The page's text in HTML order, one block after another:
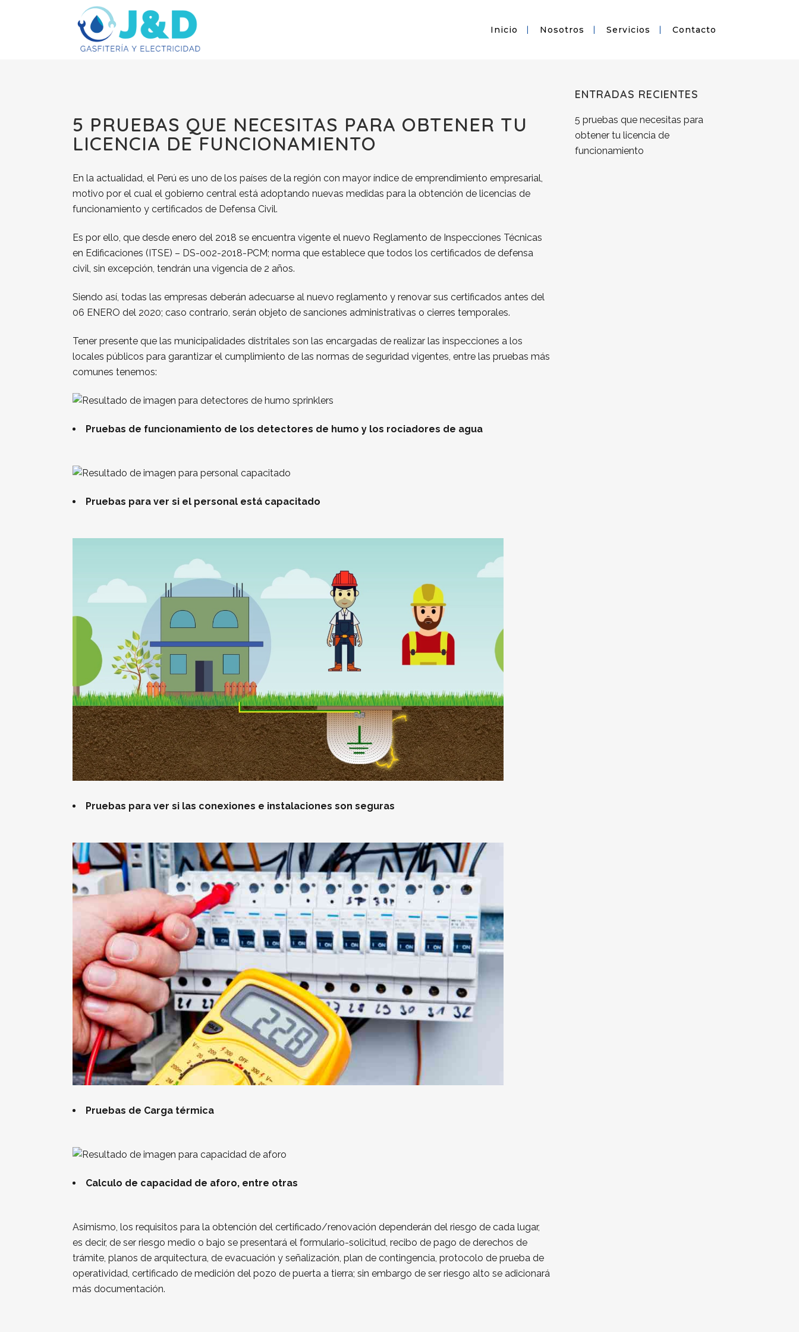
Inicio Nosotros Servicios Contacto
5 PRUEBAS QUE NECESITAS PARA OBTENER TU
LICENCIA DE FUNCIONAMIENTO
En la actualidad, el Perú es uno de los países de la región con mayor índice de emprendimiento empresarial,
motivo por el cual el gobierno central está adoptando nuevas medidas para la obtención de licencias de
funcionamiento y certificados de Defensa Civil.
Es por ello, que desde enero del 2018 se encuentra vigente el nuevo Reglamento de Inspecciones Técnicas
en Edificaciones (ITSE) – DS-002-2018-PCM; norma que establece que todos los certificados de defensa
civil, sin excepción, tendrán una vigencia de 2 años.
Siendo así, todas las empresas deberán adecuarse al nuevo reglamento y renovar sus certificados antes del
06 ENERO del 2020; caso contrario, serán objeto de sanciones administrativas o cierres temporales.
Tener presente que las municipalidades distritales son las encargadas de realizar las inspecciones a los
locales públicos para garantizar el cumplimiento de las normas de seguridad vigentes, entre las pruebas más
comunes tenemos:
Pruebas de funcionamiento de los detectores de humo y los rociadores de agua
Pruebas para ver si el personal está capacitado
Pruebas para ver si las conexiones e instalaciones son seguras
Pruebas de Carga térmica
Calculo de capacidad de aforo, entre otras
Asimismo, los requisitos para la obtención del certificado/renovación dependerán del riesgo de cada lugar,
es decir, de ser riesgo medio o bajo se presentará el formulario-solicitud, recibo de pago de derechos de
trámite, planos de arquitectura, de evacuación y señalización, plan de contingencia, protocolo de prueba de
operatividad, certificado de medición del pozo de puerta a tierra; sin embargo de ser riesgo alto se adicionará
más documentación.
ENTRADAS RECIENTES
5 pruebas que necesitas para
obtener tu licencia de
funcionamiento